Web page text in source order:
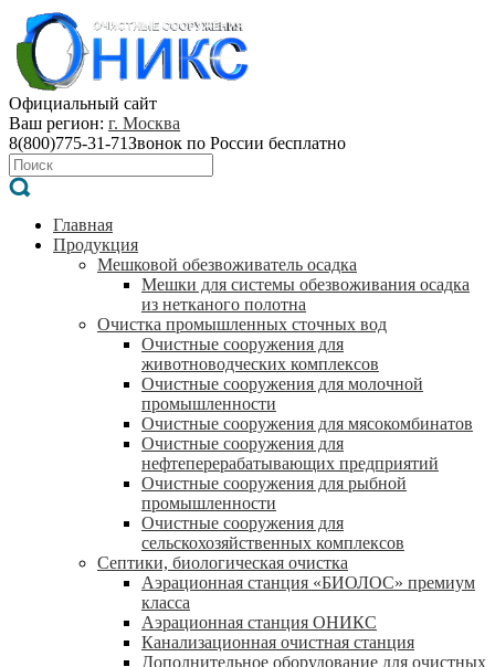
Официальный сайт
Ваш регион: г. Москва
8(800)775-31-71Звонок по России бесплатно
Главная
Продукция
Мешковой обезвоживатель осадка
Мешки для системы обезвоживания осадка
из нетканого полотна
Очистка промышленных сточных вод
Очистные сооружения для
животноводческих комплексов
Очистные сооружения для молочной
промышленности
Очистные сооружения для мясокомбинатов
Очистные сооружения для
нефтеперерабатывающих предприятий
Очистные сооружения для рыбной
промышленности
Очистные сооружения для
сельскохозяйственных комплексов
Септики, биологическая очистка
Аэрационная станция «БИОЛОС» премиум
класса
Аэрационная станция ОНИКС
Канализационная очистная станция
Дополнительное оборудование для очистных